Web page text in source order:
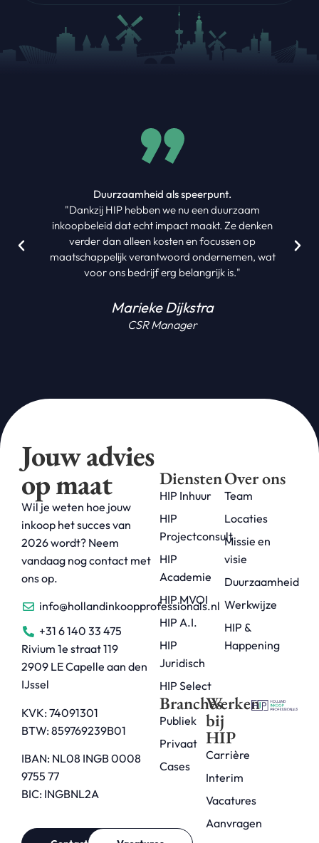
Duurzaamheid als speerpunt.
"Dankzij HIP hebben we nu een duurzaam
inkoopbeleid dat echt impact maakt. Ze denken
verder dan alleen kosten en focussen op
maatschappelijk verantwoord ondernemen, wat
voor ons bedrijf erg belangrijk is."
Marieke Dijkstra
CSR Manager
Jouw advies
op maat
Wil je weten hoe jouw
inkoop het succes van
2026 wordt? Neem
vandaag nog contact met
ons op.
info@hollandinkoopprofessionals.nl
+31 6 140 33 475
Rivium 1e straat 119
2909 LE Capelle aan den
IJssel
KVK: 74091301
BTW: 859769239B01
IBAN: NL08 INGB 0008
9755 77
BIC: INGBNL2A
Diensten
HIP Inhuur
HIP
Projectconsult
HIP
Academie
HIP MVOI
HIP A.I.
HIP
Juridisch
HIP Select
Over ons
Team
Locaties
Missie en
visie
Duurzaamheid
Werkwijze
HIP &
Happening
Branches
Publiek
Privaat
Cases
Werken
bij
HIP
Carrière
Interim
Vacatures
Aanvragen